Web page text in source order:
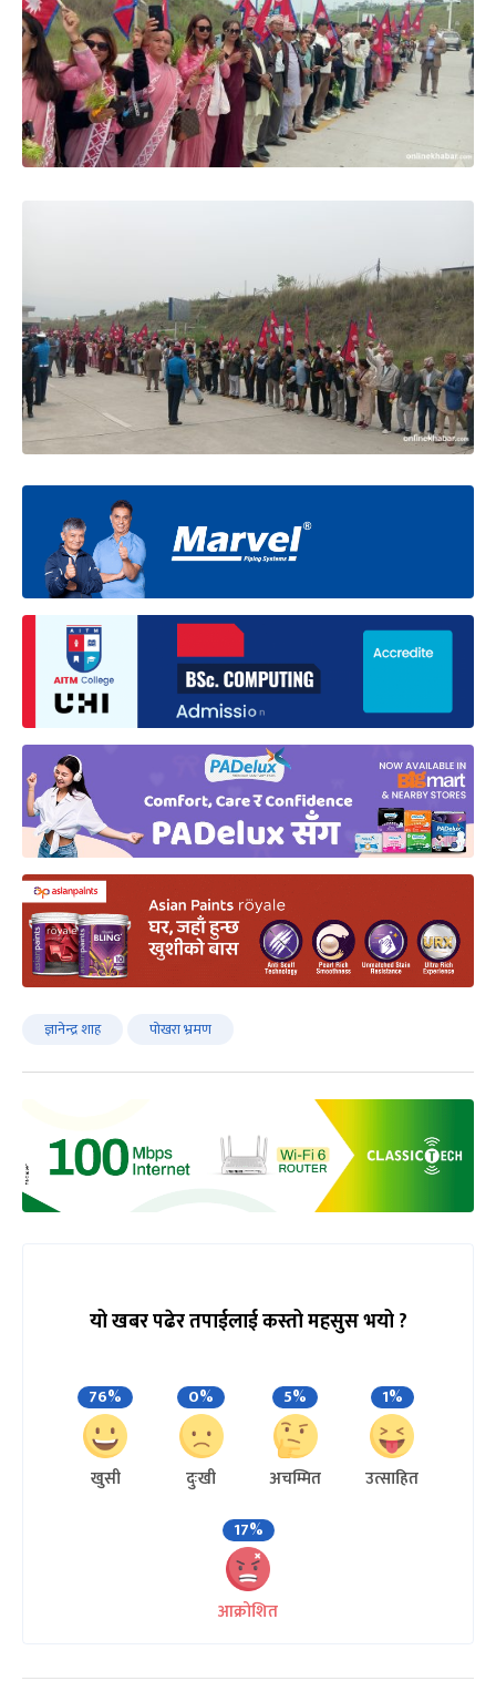
ज्ञानेन्द्र शाह पोखरा भ्रमण
यो खबर पढेर तपाईलाई कस्तो महसुस भयो ?
76%
खुसी
0%
दुःखी
5%
अचम्मित
1%
उत्साहित
17%
आक्रोशित